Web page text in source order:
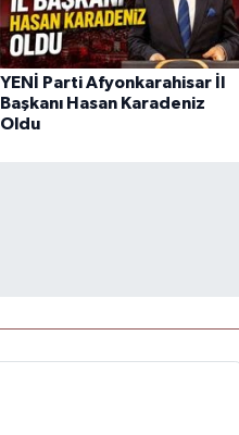
YENİ Parti Afyonkarahisar İl
Başkanı Hasan Karadeniz
Oldu